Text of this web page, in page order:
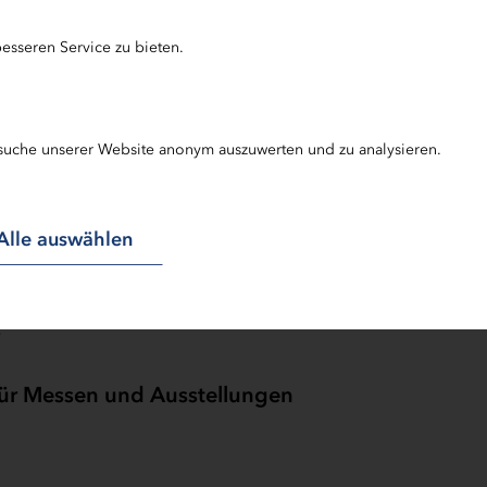
Service zu bieten.
unserer Website anonym auszuwerten und zu analysieren.
auswählen
Kulturveranstaltungen
Messen und Ausstellungen